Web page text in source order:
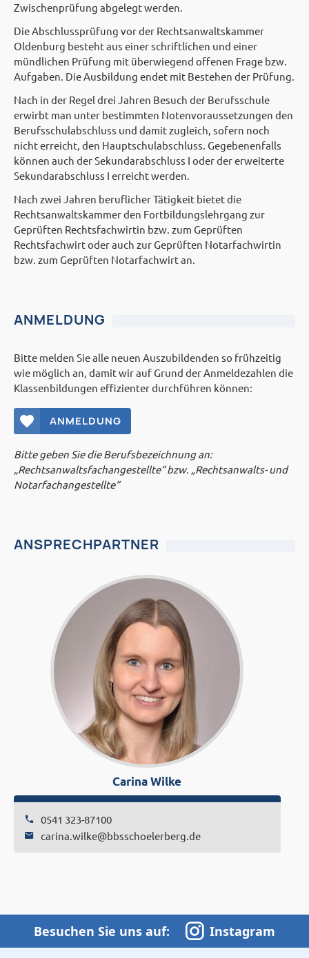
Zwischenprüfung abgelegt werden.
Die Abschlussprüfung vor der Rechtsanwaltskammer
Oldenburg besteht aus einer schriftlichen und einer
mündlichen Prüfung mit überwiegend offenen Frage bzw.
Aufgaben. Die Ausbildung endet mit Bestehen der Prüfung.
Nach in der Regel drei Jahren Besuch der Berufsschule
erwirbt man unter bestimmten Notenvoraussetzungen den
Berufsschulabschluss und damit zugleich, sofern noch
nicht erreicht, den Hauptschulabschluss. Gegebenenfalls
können auch der Sekundarabschluss I oder der erweiterte
Sekundarabschluss I erreicht werden.
Nach zwei Jahren beruflicher Tätigkeit bietet die
Rechtsanwaltskammer den Fortbildungslehrgang zur
Geprüften Rechtsfachwirtin bzw. zum Geprüften
Rechtsfachwirt oder auch zur Geprüften Notarfachwirtin
bzw. zum Geprüften Notarfachwirt an.
ANMELDUNG
Bitte melden Sie alle neuen Auszubildenden so frühzeitig
wie mög­lich an, damit wir auf Grund der Anmeldezahlen die
Klassenbildungen effizienter durchführen können:
ANMELDUNG
Bitte geben Sie die Berufsbezeichnung an:
„Rechtsanwaltsfachangestellte“ bzw. „Rechtsanwalts- und
Notar­fach­an­ge­stellte“
ANSPRECHPARTNER
Carina Wilke
0541 323-87100
carina.wilke@bbsschoelerberg.de
Besuchen Sie uns auf: Instagram